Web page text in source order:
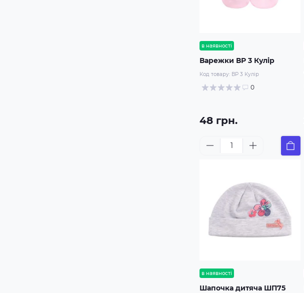
в наявності
Варежки ВР 3 Кулір
Код товару: ВР 3 Кулір
0
48 грн.
в наявності
Шапочка дитяча ШП75